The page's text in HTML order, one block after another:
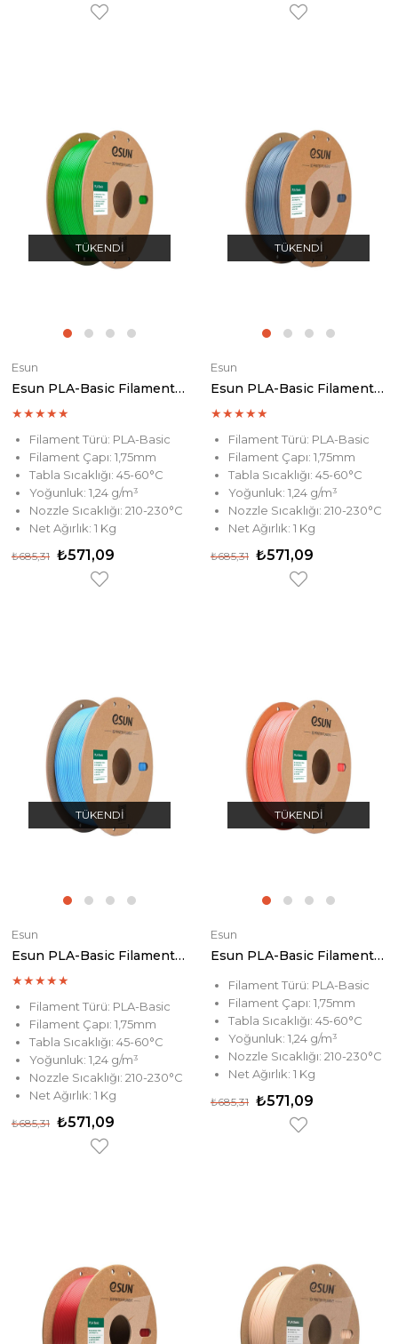
TÜKENDI
Esun
Esun PLA-Basic Filament Green
★★★★★
Filament Türü: PLA-Basic
Filament Çapı: 1,75mm
Tabla Sıcaklığı: 45-60°C
Yoğunluk: 1,24 g/m³
Nozzle Sıcaklığı: 210-230°C
Net Ağırlık: 1 Kg
₺571,09
₺685,31
TÜKENDI
Esun
Esun PLA-Basic Filament Light Grey
★★★★★
Filament Türü: PLA-Basic
Filament Çapı: 1,75mm
Tabla Sıcaklığı: 45-60°C
Yoğunluk: 1,24 g/m³
Nozzle Sıcaklığı: 210-230°C
Net Ağırlık: 1 Kg
₺571,09
₺685,31
TÜKENDI
Esun
Esun PLA-Basic Filament Light Blue
★★★★★
Filament Türü: PLA-Basic
Filament Çapı: 1,75mm
Tabla Sıcaklığı: 45-60°C
Yoğunluk: 1,24 g/m³
Nozzle Sıcaklığı: 210-230°C
Net Ağırlık: 1 Kg
₺571,09
₺685,31
TÜKENDI
Esun
Esun PLA-Basic Filament Pink
Filament Türü: PLA-Basic
Filament Çapı: 1,75mm
Tabla Sıcaklığı: 45-60°C
Yoğunluk: 1,24 g/m³
Nozzle Sıcaklığı: 210-230°C
Net Ağırlık: 1 Kg
₺571,09
₺685,31